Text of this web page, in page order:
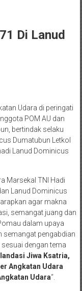
Di Lanud
Udara di peringati
POM AU dan
bertindak selaku
Dumatubun Letkol
Lanud Dominicus
Marsekal TNI Hadi
Lanud Dominicus
agar makna
semangat juang dan
dalam upaya
semangat pengabdian
dengan tema
Jiwa Ksatria,
Angkatan Udara
Udara“.